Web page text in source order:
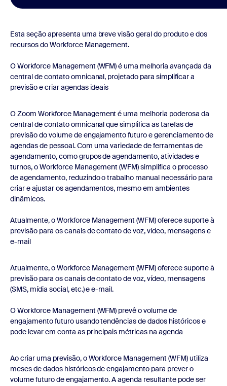
Esta seção apresenta uma breve visão geral do produto e dos
recursos do Workforce Management.
O Workforce Management (WFM) é uma melhoria avançada da
central de contato omnicanal, projetado para simplificar a
previsão e criar agendas ideais
O Zoom Workforce Management é uma melhoria poderosa da
central de contato omnicanal que simplifica as tarefas de
previsão do volume de engajamento futuro e gerenciamento de
agendas de pessoal. Com uma variedade de ferramentas de
agendamento, como grupos de agendamento, atividades e
turnos, o Workforce Management (WFM) simplifica o processo
de agendamento, reduzindo o trabalho manual necessário para
criar e ajustar os agendamentos, mesmo em ambientes
dinâmicos.
Atualmente, o Workforce Management (WFM) oferece suporte à
previsão para os canais de contato de voz, vídeo, mensagens e
e-mail
Atualmente, o Workforce Management (WFM) oferece suporte à
previsão para os canais de contato de voz, vídeo, mensagens
(SMS, mídia social, etc.) e e-mail.
O Workforce Management (WFM) prevê o volume de
engajamento futuro usando tendências de dados históricos e
pode levar em conta as principais métricas na agenda
Ao criar uma previsão, o Workforce Management (WFM) utiliza
meses de dados históricos de engajamento para prever o
volume futuro de engajamento. A agenda resultante pode ser